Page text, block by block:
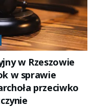
w Rzeszowie
w sprawie
przeciwko